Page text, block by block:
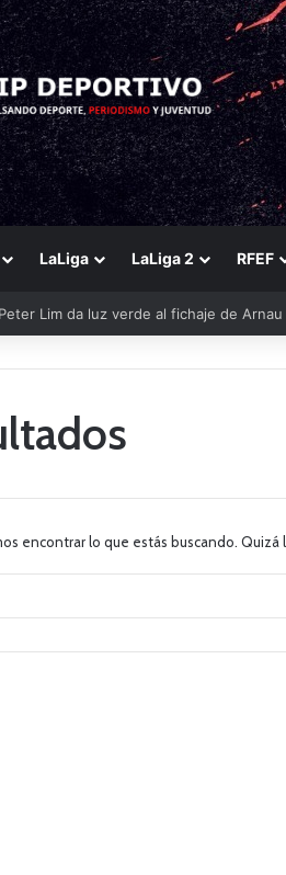
LaLiga LaLiga 2 RFEF
Peter Lim da luz verde al fichaje de
encontrar lo que estás buscando. Quizá